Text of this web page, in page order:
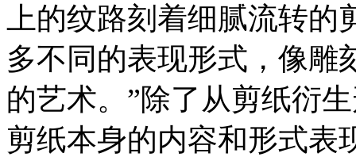
上的纹路刻着细腻流转
多不同的表现形式，像雕
的艺术。”除了从剪纸衍
剪纸本身的内容和形式表